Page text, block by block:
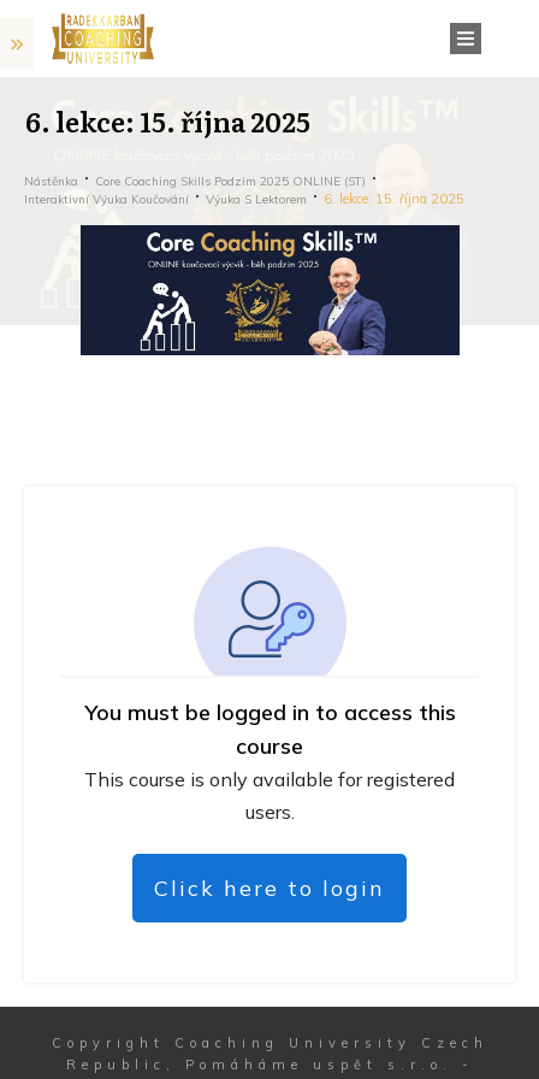
6. lekce: 15. října 2025
Nástěnka
Core Coaching Skills Podzim 2025 ONLINE (ST)
Interaktivní Výuka Koučování
Výuka S Lektorem 6. lekce: 15. října 2025
You must be logged in to access this
course
This course is only available for registered
users.
Click here to login
Copyright
Coaching University Czech
Republic, Pomáháme uspět s.r.o.
-